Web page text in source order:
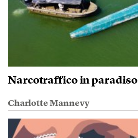
Narcotraffico in paradiso
Charlotte Mannevy